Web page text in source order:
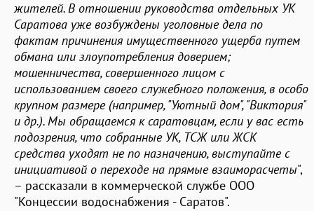
жителей. В отношении руководства отдельных УК
Саратова уже возбуждены уголовные дела по
фактам причинения имущественного ущерба путем
обмана или злоупотребления доверием;
мошенничества, совершенного лицом с
использованием своего служебного положения, в особо
крупном размере (например, "Уютный дом", "Виктория"
и др.). Мы обращаемся к саратовцам, если у вас есть
подозрения, что собранные УК, ТСЖ или ЖСК
средства уходят не по назначению, выступайте с
инициативой о переходе на прямые взаиморасчеты",
– рассказали в коммерческой службе ООО
"Концессии водоснабжения - Саратов".